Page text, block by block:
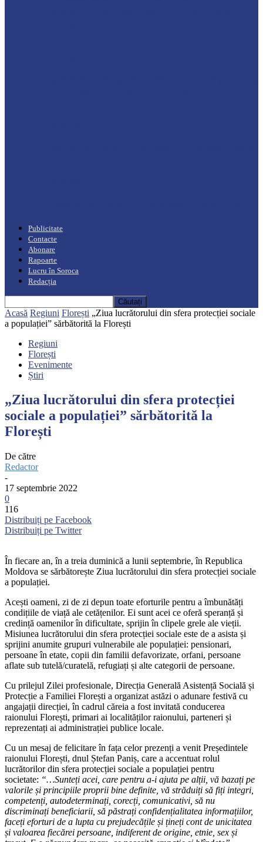
Publicitate
Contacte
Abonare
Rapoarte
Lucru în Soroca
Redacția
Acasă Regiuni Florești „Ziua lucrătorului din sfera protecției sociale
a populației” sărbătorită la Florești
Regiuni
Florești
Evenimente
Știri
„Ziua lucrătorului din sfera protecției
sociale a populației” sărbătorită la
Florești
De către
Redactor
-
17 septembrie 2022
0
116
Distribuiți pe Facebook
Distribuiți pe Twitter
În fiecare an, în a treia duminică a lunii septembrie, în Republica
Moldova se sărbătorește Ziua lucrătorului din sfera protecției sociale
a populației.
Acești oameni, zi de zi depun toate eforturile pentru a îmbunătăți
condițiile de viață ale cetățenilor. Ei sunt acei ce oferă speranță și
credință oamenilor în dificultate, sprijin în clipele grele ale vieții.
Misiunea lucrătorului din sfera protecției sociale este de a asista și
sprijini anumite grupuri vulnerabile ale populației: pensionari,
persoane în etate, copii din familii defavorizate, orfani, persoane
aflate sub tutelă/curatelă, refugiați și alte categorii de persoane.
Cu prilejul Zilei profesionale, Direcția Generală Asistență Socială și
Protecție a Familiei Florești a organizat astăzi o adunare festivă cu
angajații direcției, în cadrul căreia a fost invitată conducerea
raionului Florești, primari ai localităților raionului, parteneri și
reprezentați ai administrației publice locale.
Cu un mesaj de felicitare în fața celor prezenți a venit Președintele
raionului Florești, dnul Ștefan Paniș, care a accentuat rolul
lucrătorilor din sfera protecției sociale a populației pentru
societate: “…Sunteți acei, care pentru a-i ajuta pe alții, vă bazați pe
valorile și principiile proprii bine definite, vă străduiți să fiți integri,
competenți, autodeterminați, corecți, comunicativi, să nu
discriminați beneficiarii, să păstrați confidențialitatea informațiilor,
faceți eforturi de a lupta cu prejudecățile și țineți cont de unicitatea
și valoarea fiecărei persoane, indiferent de origine, etnie, sex și